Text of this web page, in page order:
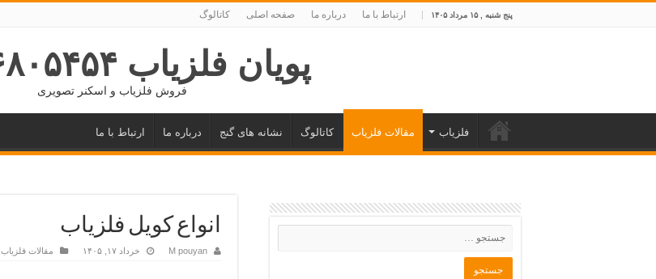
پنج شنبه , ۱۵ مرداد ۱۴۰۵ ارتباط با ما درباره ما صفحه اصلی کاتالوگ
پویان فلزیاب ۰۹۳۵۶۸۰۵۴۵۴
فروش فلزیاب و اسکنر تصویری
فلزیاب مقالات فلزیاب کاتالوگ نشانه های گنج درباره ما ارتباط با ما
انواع کویل فلزیاب
M pouyan خرداد ۱۷, ۱۴۰۵ مقالات فلزیاب